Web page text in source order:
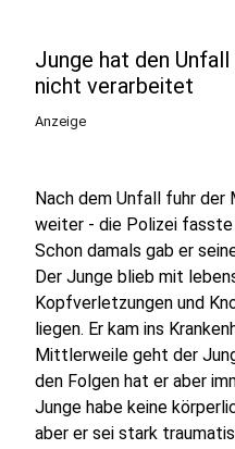
Junge hat den
nicht verarbeitet
Anzeige
Nach dem Unfall fuhr der
weiter - die Polizei
Schon damals gab er
Der Junge blieb mit
Kopfverletzungen und
liegen. Er kam ins
Mittlerweile geht der
den Folgen hat er aber
Junge habe keine
aber er sei stark